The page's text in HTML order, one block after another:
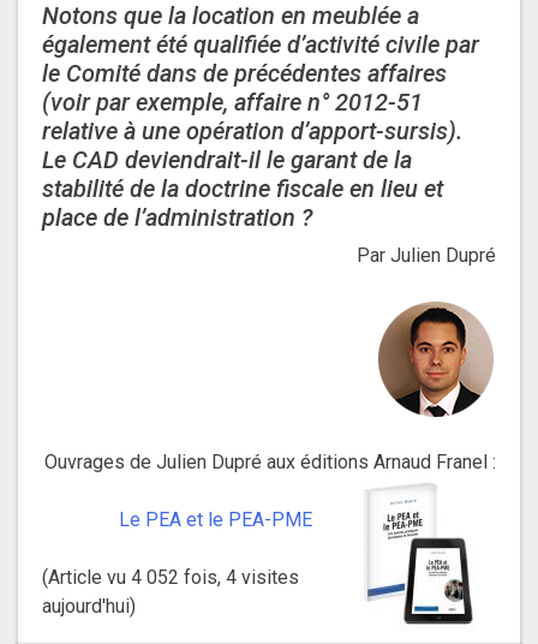
Notons que la location en meublée a
également été qualifiée d’activité civile par
le Comité dans de précédentes affaires
(voir par exemple, affaire n° 2012-51
relative à une opération d’apport-sursis).
Le CAD deviendrait-il le garant de la
stabilité de la doctrine fiscale en lieu et
place de l’administration ?
Par Julien Dupré
Ouvrages de Julien Dupré aux éditions Arnaud Franel :
Le PEA et le PEA-PME
(Article vu 4 052 fois, 4 visites
aujourd'hui)